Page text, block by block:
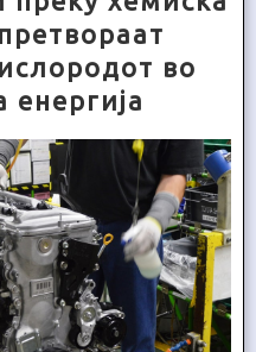
вo
eнepгијa